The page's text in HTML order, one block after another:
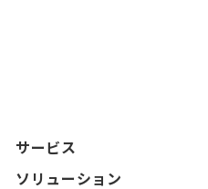
サービス
ソリューション